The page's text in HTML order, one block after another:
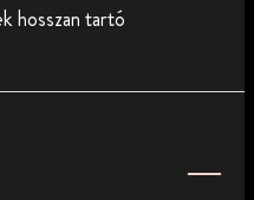
hosszan tartó